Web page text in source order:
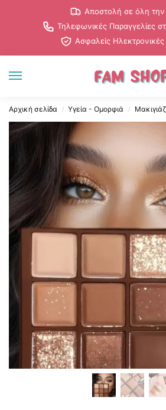
Αποστολή σε όλη
Τηλεφωνικές Παραγγελίες
Ασφαλείς
Αρχική σελίδα / Υγεία - Ομορφιά / Μακιγιάζ